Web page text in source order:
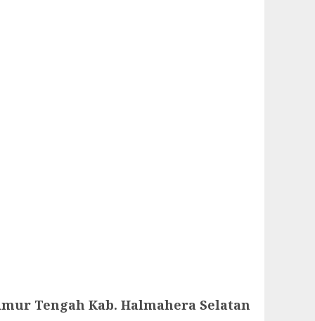
Tengah Kab. Halmahera Selatan